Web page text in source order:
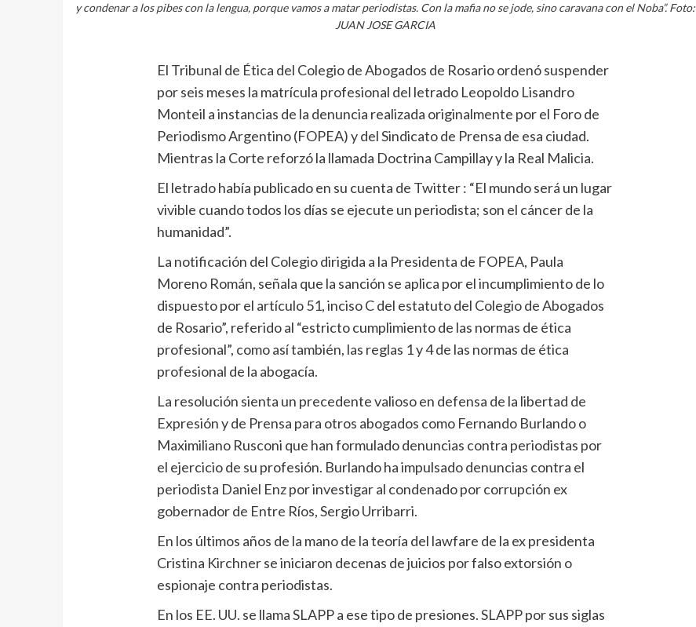
y condenar a los pibes con la lengua, porque vamos a matar periodistas. Con la mafia no se jode, sino caravana con el Noba”. Foto:
JUAN JOSE GARCIA
El Tribunal de Ética del Colegio de Abogados de Rosario ordenó suspender
por seis meses la matrícula profesional del letrado Leopoldo Lisandro
Monteil a instancias de la denuncia realizada originalmente por el Foro de
Periodismo Argentino (FOPEA) y del Sindicato de Prensa de esa ciudad.
Mientras la Corte reforzó la llamada Doctrina Campillay y la Real Malicia.
El letrado había publicado en su cuenta de Twitter : “El mundo será un lugar
vivible cuando todos los días se ejecute un periodista; son el cáncer de la
humanidad”.
La notificación del Colegio dirigida a la Presidenta de FOPEA, Paula
Moreno Román, señala que la sanción se aplica por el incumplimiento de lo
dispuesto por el artículo 51, inciso C del estatuto del Colegio de Abogados
de Rosario”, referido al “estricto cumplimiento de las normas de ética
profesional”, como así también, las reglas 1 y 4 de las normas de ética
profesional de la abogacía.
La resolución sienta un precedente valioso en defensa de la libertad de
Expresión y de Prensa para otros abogados como Fernando Burlando o
Maximiliano Rusconi que han formulado denuncias contra periodistas por
el ejercicio de su profesión. Burlando ha impulsado denuncias contra el
periodista Daniel Enz por investigar al condenado por corrupción ex
gobernador de Entre Ríos, Sergio Urribarri.
En los últimos años de la mano de la teoría del lawfare de la ex presidenta
Cristina Kirchner se iniciaron decenas de juicios por falso extorsión o
espionaje contra periodistas.
En los EE. UU. se llama SLAPP a ese tipo de presiones. SLAPP por sus siglas